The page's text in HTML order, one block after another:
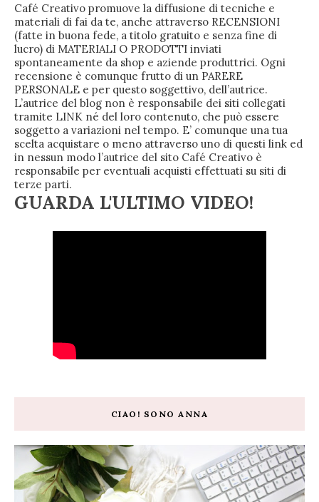
Café Creativo promuove la diffusione di tecniche e
materiali di fai da te, anche attraverso RECENSIONI
(fatte in buona fede, a titolo gratuito e senza fine di
lucro) di MATERIALI O PRODOTTI inviati
spontaneamente da shop e aziende produttrici. Ogni
recensione è comunque frutto di un PARERE
PERSONALE e per questo soggettivo, dell’autrice.
L’autrice del blog non è responsabile dei siti collegati
tramite LINK né del loro contenuto, che può essere
soggetto a variazioni nel tempo. E’ comunque una tua
scelta acquistare o meno attraverso uno di questi link ed
in nessun modo l’autrice del sito Café Creativo è
responsabile per eventuali acquisti effettuati su siti di
terze parti.
GUARDA L'ULTIMO VIDEO!
CIAO! SONO ANNA